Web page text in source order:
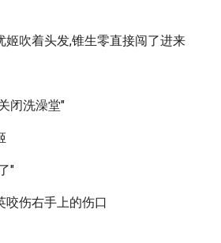
姬吹着头发,锥生零直接闯了进来
闭洗澡堂"
"
咬伤右手上的伤口